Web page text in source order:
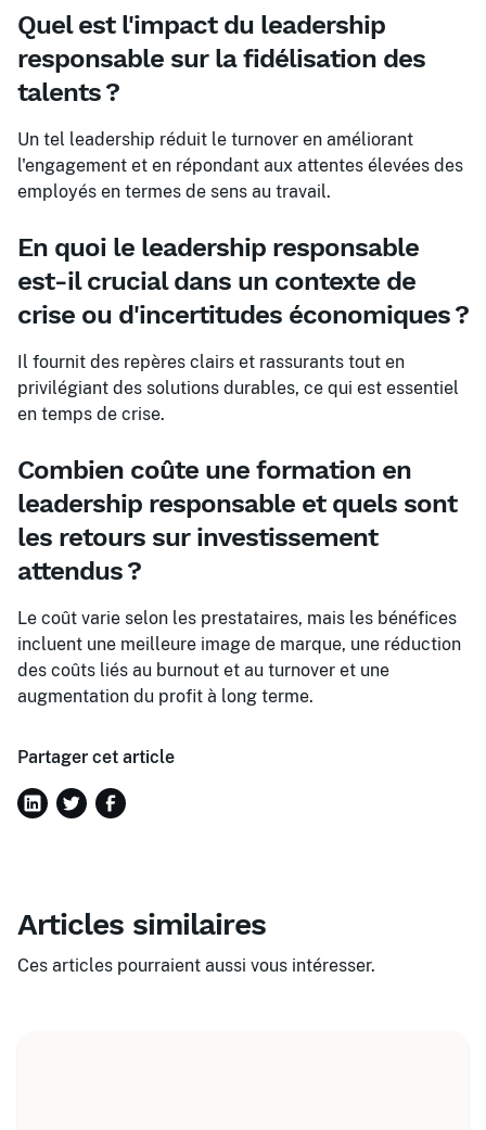
Quel est l'impact du leadership
responsable sur la fidélisation des
talents ?
Un tel leadership réduit le turnover en améliorant
l'engagement et en répondant aux attentes élevées des
employés en termes de sens au travail.
En quoi le leadership responsable
est-il crucial dans un contexte de
crise ou d'incertitudes économiques ?
Il fournit des repères clairs et rassurants tout en
privilégiant des solutions durables, ce qui est essentiel
en temps de crise.
Combien coûte une formation en
leadership responsable et quels sont
les retours sur investissement
attendus ?
Le coût varie selon les prestataires, mais les bénéfices
incluent une meilleure image de marque, une réduction
des coûts liés au burnout et au turnover et une
augmentation du profit à long terme.
Partager cet article
Articles similaires
Ces articles pourraient aussi vous intéresser.